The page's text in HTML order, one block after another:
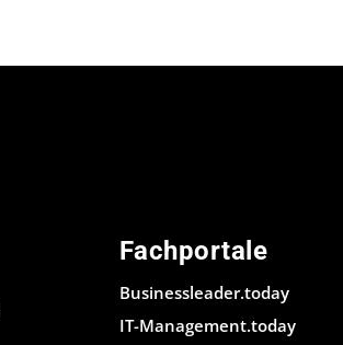
Fachportale
Businessleader.today
IT-Management.today